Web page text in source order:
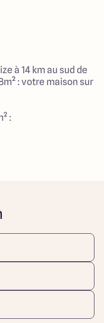
à 14 km au sud de
: votre maison sur
:
ARLOGIS sur
Le modèle est
besoins et
options de
Le prix
de la construction